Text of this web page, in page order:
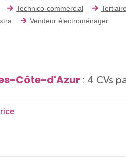
Technico-commercial
Tertiaire
Vendeur électroménager
Côte-d'Azur : 4 CVs